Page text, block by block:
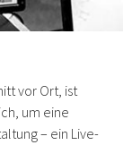
vor Ort, ist
um eine
– ein Live-